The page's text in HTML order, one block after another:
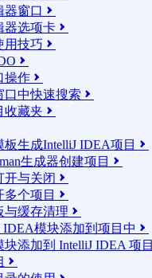
器窗口 
器选项卡 
用技巧 

操作 
口中快速搜索 
收藏夹 
板生成IntelliJ IDEA项目 
生成器创建项目 
开与关闭 
多个项目 
与缓存清理 
IDEA模块添加到项目中 
块添加到 IntelliJ IDEA 项目
